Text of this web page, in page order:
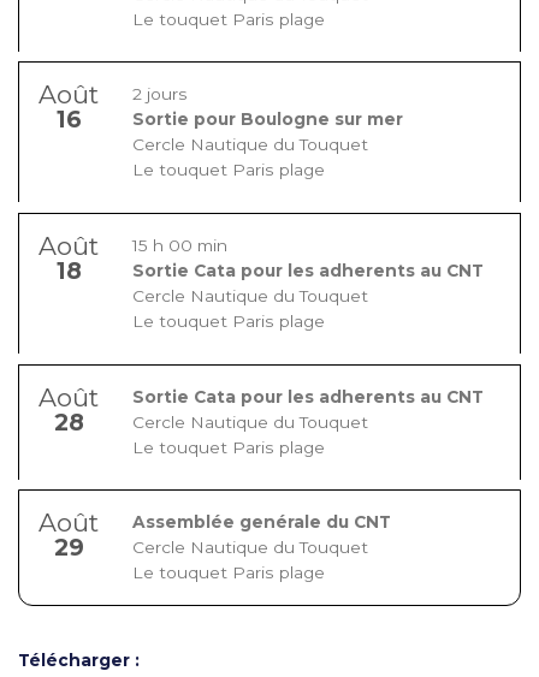
Le touquet Paris plage
Août
16
2 jours
Sortie pour Boulogne sur mer
Cercle Nautique du Touquet
Le touquet Paris plage
Août
18
15 h 00 min
Sortie Cata pour les adherents au CNT
Cercle Nautique du Touquet
Le touquet Paris plage
Août
28
Sortie Cata pour les adherents au CNT
Cercle Nautique du Touquet
Le touquet Paris plage
Août
29
Assemblée genérale du CNT
Cercle Nautique du Touquet
Le touquet Paris plage
Télécharger :